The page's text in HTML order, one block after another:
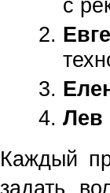
с
Лев
Каждый
задать